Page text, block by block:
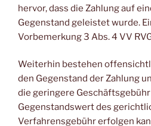
hervor, dass die Zahlung auf
Gegenstand geleistet wurde.
Vorbemerkung 3 Abs. 4 VV
Weiterhin bestehen
den Gegenstand der Zahlung
die geringere Geschäftsgebühr
Gegenstandswert des
Verfahrensgebühr erfolgen